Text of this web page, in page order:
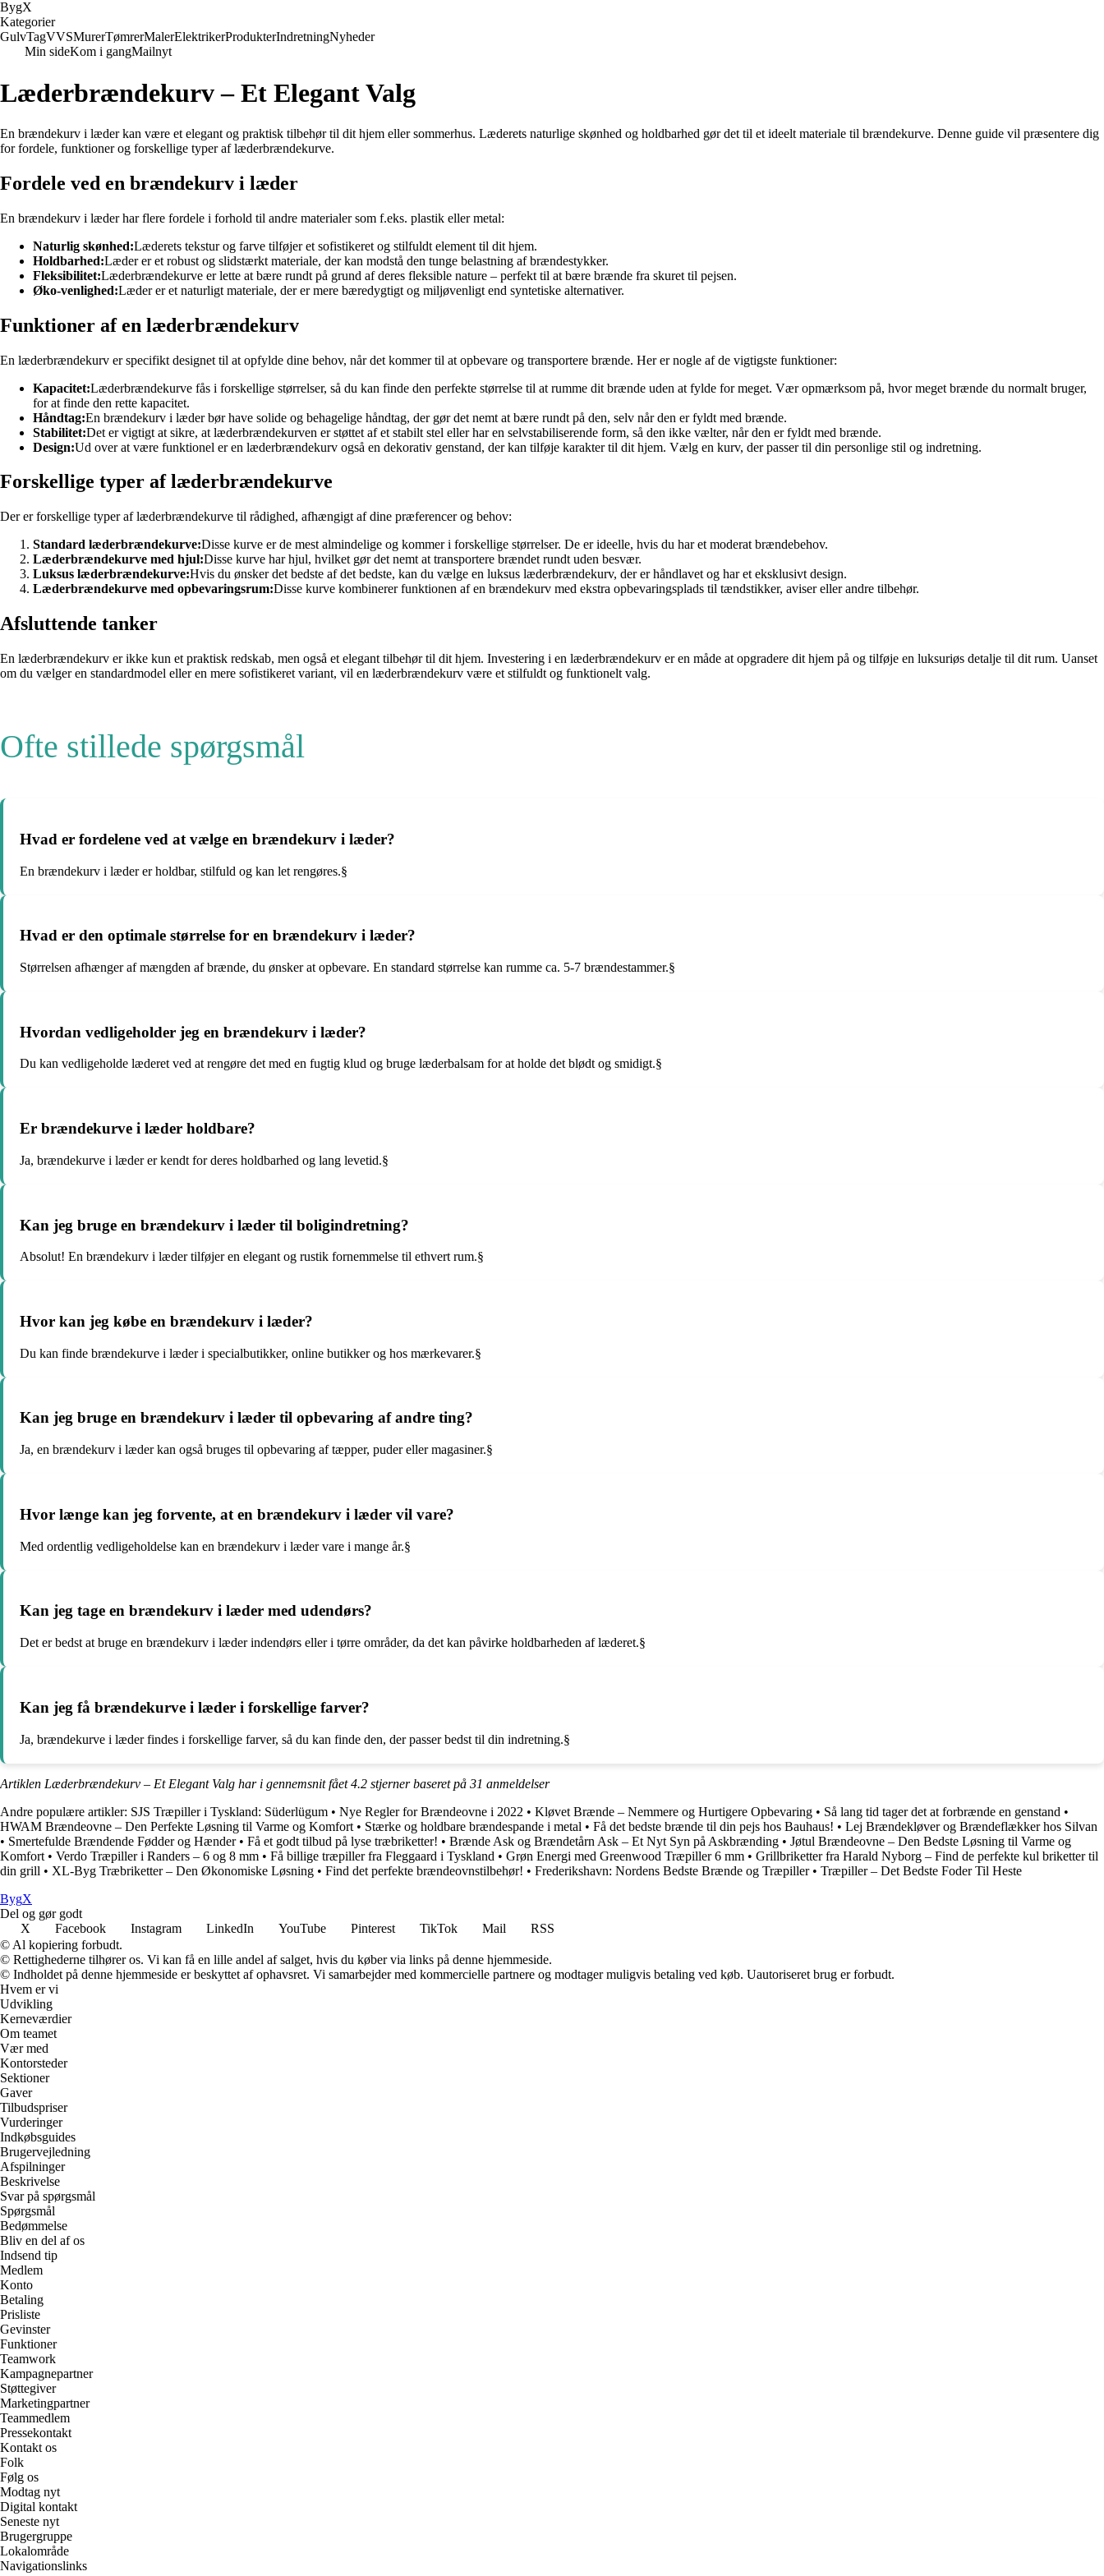
BygX
Kategorier
GulvTagVVSMurerTømrerMalerElektrikerProdukterIndretningNyheder
Min sideKom i gangMailnyt
Læderbrændekurv – Et Elegant Valg
En brændekurv i læder kan være et elegant og praktisk tilbehør til dit hjem eller sommerhus. Læderets naturlige skønhed og holdbarhed gør det til et ideelt materiale til brændekurve. Denne guide vil præsentere dig
for fordele, funktioner og forskellige typer af læderbrændekurve.
Fordele ved en brændekurv i læder
En brændekurv i læder har flere fordele i forhold til andre materialer som f.eks. plastik eller metal:
Naturlig skønhed:Læderets tekstur og farve tilføjer et sofistikeret og stilfuldt element til dit hjem.
Holdbarhed:Læder er et robust og slidstærkt materiale, der kan modstå den tunge belastning af brændestykker.
Fleksibilitet:Læderbrændekurve er lette at bære rundt på grund af deres fleksible nature – perfekt til at bære brænde fra skuret til pejsen.
Øko-venlighed:Læder er et naturligt materiale, der er mere bæredygtigt og miljøvenligt end syntetiske alternativer.
Funktioner af en læderbrændekurv
En læderbrændekurv er specifikt designet til at opfylde dine behov, når det kommer til at opbevare og transportere brænde. Her er nogle af de vigtigste funktioner:
Kapacitet:Læderbrændekurve fås i forskellige størrelser, så du kan finde den perfekte størrelse til at rumme dit brænde uden at fylde for meget. Vær opmærksom på, hvor meget brænde du normalt bruger,
for at finde den rette kapacitet.
Håndtag:En brændekurv i læder bør have solide og behagelige håndtag, der gør det nemt at bære rundt på den, selv når den er fyldt med brænde.
Stabilitet:Det er vigtigt at sikre, at læderbrændekurven er støttet af et stabilt stel eller har en selvstabiliserende form, så den ikke vælter, når den er fyldt med brænde.
Design:Ud over at være funktionel er en læderbrændekurv også en dekorativ genstand, der kan tilføje karakter til dit hjem. Vælg en kurv, der passer til din personlige stil og indretning.
Forskellige typer af læderbrændekurve
Der er forskellige typer af læderbrændekurve til rådighed, afhængigt af dine præferencer og behov:
Standard læderbrændekurve:Disse kurve er de mest almindelige og kommer i forskellige størrelser. De er ideelle, hvis du har et moderat brændebehov.
Læderbrændekurve med hjul:Disse kurve har hjul, hvilket gør det nemt at transportere brændet rundt uden besvær.
Luksus læderbrændekurve:Hvis du ønsker det bedste af det bedste, kan du vælge en luksus læderbrændekurv, der er håndlavet og har et eksklusivt design.
Læderbrændekurve med opbevaringsrum:Disse kurve kombinerer funktionen af en brændekurv med ekstra opbevaringsplads til tændstikker, aviser eller andre tilbehør.
Afsluttende tanker
En læderbrændekurv er ikke kun et praktisk redskab, men også et elegant tilbehør til dit hjem. Investering i en læderbrændekurv er en måde at opgradere dit hjem på og tilføje en luksuriøs detalje til dit rum. Uanset
om du vælger en standardmodel eller en mere sofistikeret variant, vil en læderbrændekurv være et stilfuldt og funktionelt valg.
Ofte stillede spørgsmål
Hvad er fordelene ved at vælge en brændekurv i læder?
En brændekurv i læder er holdbar, stilfuld og kan let rengøres.§
Hvad er den optimale størrelse for en brændekurv i læder?
Størrelsen afhænger af mængden af brænde, du ønsker at opbevare. En standard størrelse kan rumme ca. 5-7 brændestammer.§
Hvordan vedligeholder jeg en brændekurv i læder?
Du kan vedligeholde læderet ved at rengøre det med en fugtig klud og bruge læderbalsam for at holde det blødt og smidigt.§
Er brændekurve i læder holdbare?
Ja, brændekurve i læder er kendt for deres holdbarhed og lang levetid.§
Kan jeg bruge en brændekurv i læder til boligindretning?
Absolut! En brændekurv i læder tilføjer en elegant og rustik fornemmelse til ethvert rum.§
Hvor kan jeg købe en brændekurv i læder?
Du kan finde brændekurve i læder i specialbutikker, online butikker og hos mærkevarer.§
Kan jeg bruge en brændekurv i læder til opbevaring af andre ting?
Ja, en brændekurv i læder kan også bruges til opbevaring af tæpper, puder eller magasiner.§
Hvor længe kan jeg forvente, at en brændekurv i læder vil vare?
Med ordentlig vedligeholdelse kan en brændekurv i læder vare i mange år.§
Kan jeg tage en brændekurv i læder med udendørs?
Det er bedst at bruge en brændekurv i læder indendørs eller i tørre områder, da det kan påvirke holdbarheden af læderet.§
Kan jeg få brændekurve i læder i forskellige farver?
Ja, brændekurve i læder findes i forskellige farver, så du kan finde den, der passer bedst til din indretning.§
Artiklen Læderbrændekurv – Et Elegant Valg har i gennemsnit fået4.2 stjerner baseret på 31 anmeldelser
Andre populære artikler: SJS Træpiller i Tyskland: Süderlügum • Nye Regler for Brændeovne i 2022 • Kløvet Brænde – Nemmere og Hurtigere Opbevaring • Så lang tid tager det at forbrænde en genstand •
HWAM Brændeovne – Den Perfekte Løsning til Varme og Komfort • Stærke og holdbare brændespande i metal • Få det bedste brænde til din pejs hos Bauhaus! • Lej Brændekløver og Brændeflækker hos Silvan
• Smertefulde Brændende Fødder og Hænder• Få et godt tilbud på lyse træbriketter! • Brænde Ask og Brændetårn Ask – Et Nyt Syn på Askbrænding • Jøtul Brændeovne – Den Bedste Løsning til Varme og
Komfort • Verdo Træpiller i Randers – 6 og 8 mm • Få billige træpiller fra Fleggaard i Tyskland • Grøn Energi med Greenwood Træpiller 6 mm • Grillbriketter fra Harald Nyborg – Find de perfekte kul briketter til
din grill • XL-Byg Træbriketter – Den Økonomiske Løsning • Find det perfekte brændeovnstilbehør! • Frederikshavn: Nordens Bedste Brænde og Træpiller• Træpiller – Det Bedste Foder Til Heste
BygX
Del og gør godt
X
Facebook Instagram LinkedIn YouTube Pinterest TikTok Mail
RSS
© Al kopiering forbudt.
© Rettighederne tilhører os. Vi kan få en lille andel af salget, hvis du køber via links på denne hjemmeside.
© Indholdet på denne hjemmeside er beskyttet af ophavsret. Vi samarbejder med kommercielle partnere og modtager muligvis betaling ved køb. Uautoriseret brug er forbudt.
Hvem er vi
Udvikling
Kerneværdier
Om teamet
Vær med
Kontorsteder
Sektioner
Gaver
Tilbudspriser
Vurderinger
Indkøbsguides
Brugervejledning
Afspilninger
Beskrivelse
Svar på spørgsmål
Spørgsmål
Bedømmelse
Bliv en del af os
Indsend tip
Medlem
Konto
Betaling
Prisliste
Gevinster
Funktioner
Teamwork
Kampagnepartner
Støttegiver
Marketingpartner
Teammedlem
Pressekontakt
Kontakt os
Folk
Følg os
Modtag nyt
Digital kontakt
Seneste nyt
Brugergruppe
Lokalområde
Navigationslinks